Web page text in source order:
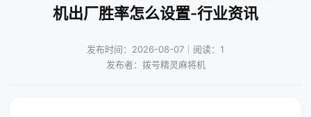
机出厂胜率怎么设置-行业资讯
发布时间：2026-08-07｜阅读：1
发布者：拨号精灵麻将机